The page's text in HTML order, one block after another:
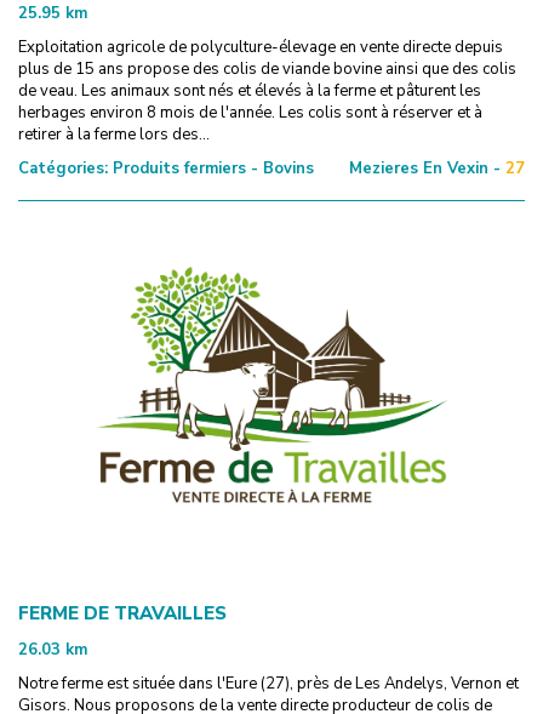
25.95 km
Exploitation agricole de polyculture-élevage en vente directe depuis
plus de 15 ans propose des colis de viande bovine ainsi que des colis
de veau. Les animaux sont nés et élevés à la ferme et pâturent les
herbages environ 8 mois de l'année. Les colis sont à réserver et à
retirer à la ferme lors des...
Catégories: Produits fermiers - Bovins Mezieres En Vexin - 27
FERME DE TRAVAILLES
26.03 km
Notre ferme est située dans l'Eure (27), près de Les Andelys, Vernon et
Gisors. Nous proposons de la vente directe producteur de colis de